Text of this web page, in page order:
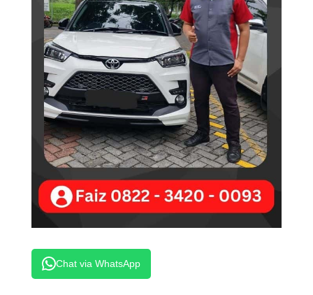
Chat via WhatsApp